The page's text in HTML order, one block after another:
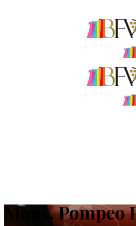
Mons. Pompeo